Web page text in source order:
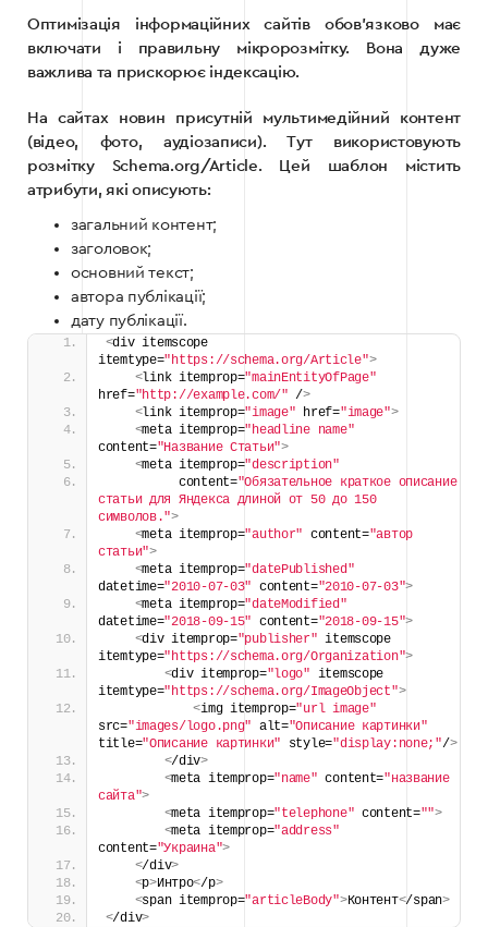
Оптимізація інформаційних сайтів обов’язково має
включати і правильну мікророзмітку. Вона дуже
важлива та прискорює індексацію.
На сайтах новин присутній мультимедійний контент
(відео, фото, аудіозаписи). Тут використовують
розмітку Schema.org/Article. Цей шаблон містить
атрибути, які описують:
загальний контент;
заголовок;
основний текст;
автора публікації;
дату публікації.
<div itemscope
itemtype="https://schema.org/Article">
<link itemprop="mainEntityOfPage"
href="http://example.com/" />
<link itemprop="image" href="image">
<meta itemprop="headline name"
content="Название Статьи">
<meta itemprop="description"
          content=
"Обязательное краткое описание
статьи для Яндекса длиной от 50 до 150
символов.">
<meta itemprop="author" content="автор
статьи">
<meta itemprop="datePublished"
datetime="2010-07-03" content="2010-07-03">
<meta itemprop="dateModified"
datetime="2018-09-15" content="2018-09-15">
<div itemprop="publisher" itemscope
itemtype="https://schema.org/Organization">
<div itemprop="logo" itemscope
itemtype="https://schema.org/ImageObject">
<img itemprop="url image"
src="images/logo.png" alt="Описание картинки"
title="Описание картинки" style="display:none;"/>
</div>
<meta itemprop="name" content="название
сайта">
<meta itemprop="telephone" content="">
<meta itemprop="address"
content="Украина">
</div>
<p>Интро</p>
<span itemprop="articleBody">Контент</span>
</div>